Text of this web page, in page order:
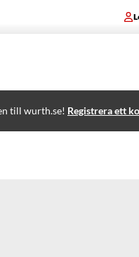
till wurth.se! Registrera ett